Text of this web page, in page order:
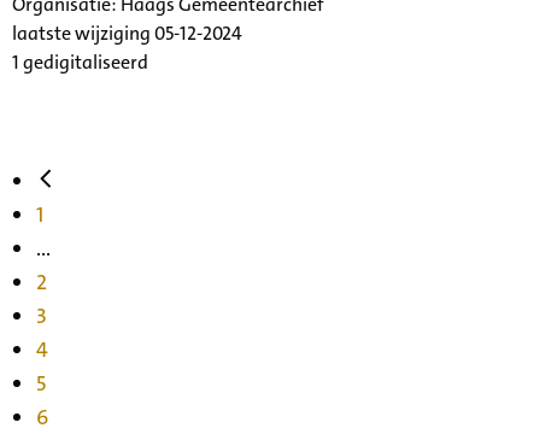
laatste wijziging 05-12-2024
1 gedigitaliseerd
1
...
2
3
4
5
6